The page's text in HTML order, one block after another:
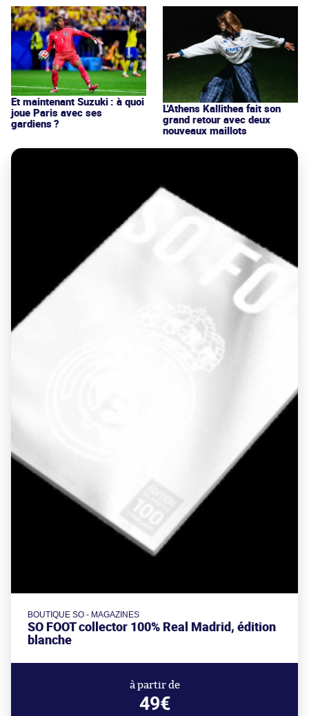
Et maintenant Suzuki : à quoi
joue Paris avec ses
gardiens ?
L'Athens Kallithea fait son
grand retour avec deux
nouveaux maillots
BOUTIQUE SO - MAGAZINES
SO FOOT collector 100% Real Madrid, édition
blanche
à partir de
49€